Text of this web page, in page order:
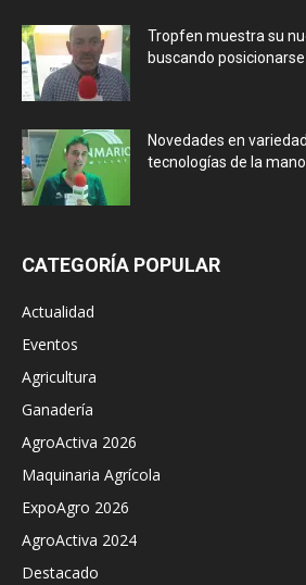
Tropfen muestra su
buscando
Novedades en
tecnologías de la
CATEGORÍA POPULAR
Actualidad
Eventos
Agricultura
Ganadería
AgroActiva 2026
Maquinaria Agrícola
ExpoAgro 2026
AgroActiva 2024
Destacado